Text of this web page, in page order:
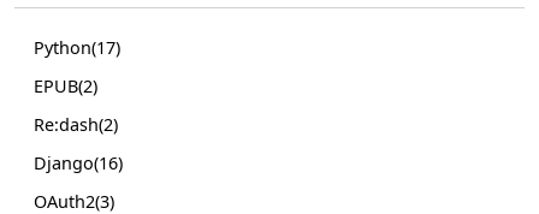
Python(17)
EPUB(2)
Re:dash(2)
Django(16)
OAuth2(3)